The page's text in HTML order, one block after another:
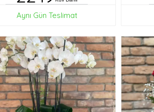
Aynı Gün Teslimat